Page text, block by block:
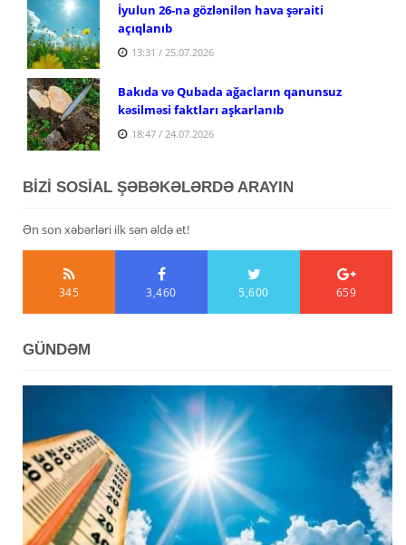
İyulun 26-na gözlənilən hava şəraiti
açıqlanıb
13:31 / 25.07.2026
Bakıda və Qubada ağacların qanunsuz
kəsilməsi faktları aşkarlanıb
18:47 / 24.07.2026
BİZİ SOSİAL ŞƏBƏKƏLƏRDƏ ARAYIN
Ən son xəbərləri ilk sən əldə et!
345 3,460 5,600 659
GÜNDƏM